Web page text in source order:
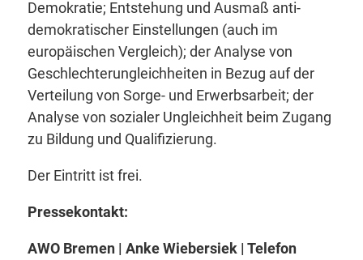
Demokratie; Entstehung und Ausmaß anti-
demokratischer Einstellungen (auch im
europäischen Vergleich); der Analyse von
Geschlechterungleichheiten in Bezug auf der
Verteilung von Sorge- und Erwerbsarbeit; der
Analyse von sozialer Ungleichheit beim Zugang
zu Bildung und Qualifizierung.
Der Eintritt ist frei.
Pressekontakt:
AWO Bremen | Anke Wiebersiek | Telefon